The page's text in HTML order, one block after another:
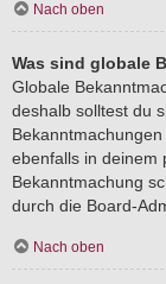
Nach oben
Was sind globale
Globale
deshalb solltest du
ebenfalls in deinem
Bekanntmachung
durch die Board-
Nach oben